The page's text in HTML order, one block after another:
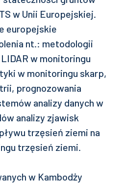
w Unii Europejskiej.
europejskie
nt.: metodologii
w monitoringu
w monitoringu skarp,
prognozowania
analizy danych w
analizy zjawisk
trzęsień ziemi na
trzęsień ziemi.
w Kambodży